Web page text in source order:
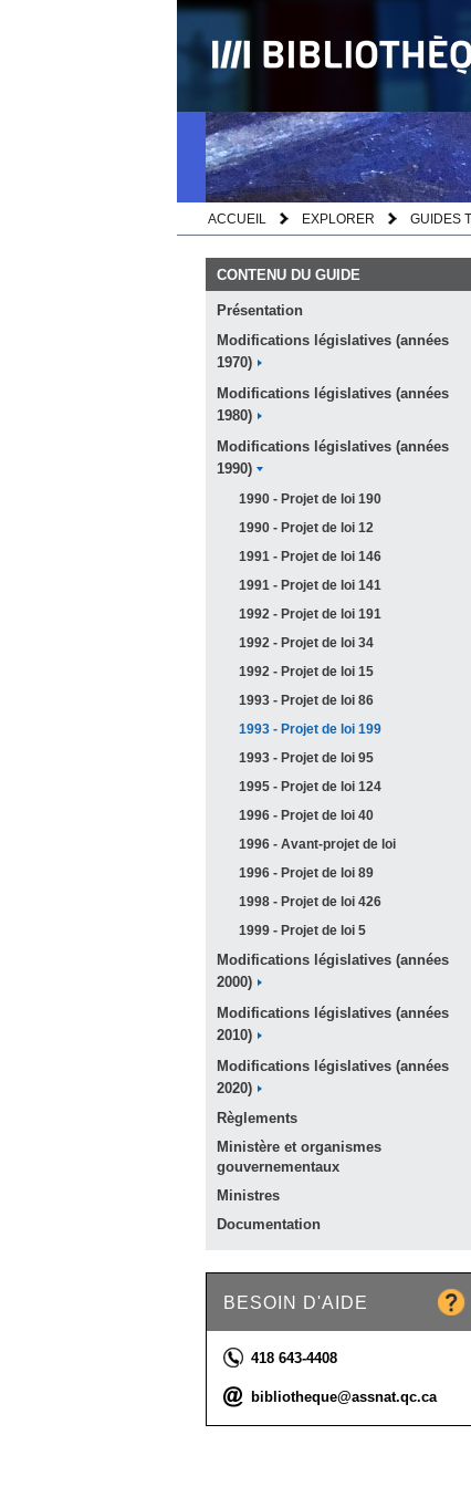
ACCUEIL EXPLORER GUIDES
CONTENU DU GUIDE
Présentation
Modifications législatives (années
1970)
Modifications législatives (années
1980)
Modifications législatives (années
1990)
1990 - Projet de loi 190
1990 - Projet de loi 12
1991 - Projet de loi 146
1991 - Projet de loi 141
1992 - Projet de loi 191
1992 - Projet de loi 34
1992 - Projet de loi 15
1993 - Projet de loi 86
1993 - Projet de loi 199
1993 - Projet de loi 95
1995 - Projet de loi 124
1996 - Projet de loi 40
1996 - Avant-projet de loi
1996 - Projet de loi 89
1998 - Projet de loi 426
1999 - Projet de loi 5
Modifications législatives (années
2000)
Modifications législatives (années
2010)
Modifications législatives (années
2020)
Règlements
Ministère et organismes
gouvernementaux
Ministres
Documentation
BESOIN D'AIDE
Téléphone :
418 643-4408
Courriel :
bibliotheque@assnat.qc.ca